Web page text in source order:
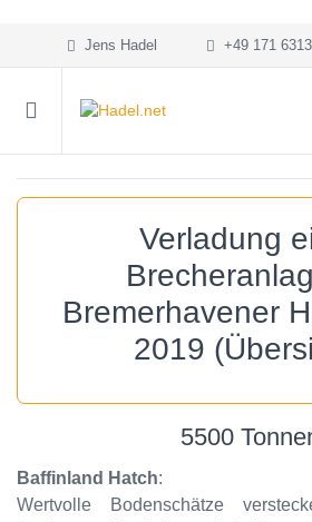
Jens Hadel +49 171
Verladung
Bremerhavener
2019
5500
Baffinland Hatch:
Wertvolle Bodenschätze